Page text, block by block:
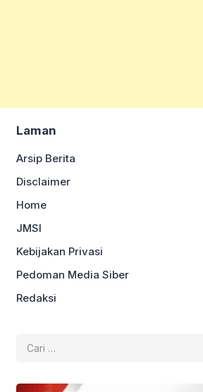
Laman
Arsip Berita
Disclaimer
Home
JMSI
Kebijakan Privasi
Pedoman Media Siber
Redaksi
untuk: